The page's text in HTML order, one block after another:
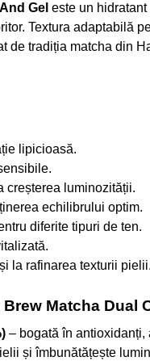
Gel este un
Textura adaptabilă
de tradiția matcha din
lipicioasă.
creșterea luminozității.
echilibrului optim.
diferite tipuri de ten.
la rafinarea texturii pielii.
Matcha Dual
– bogată în antioxidanți,
și îmbunătățește